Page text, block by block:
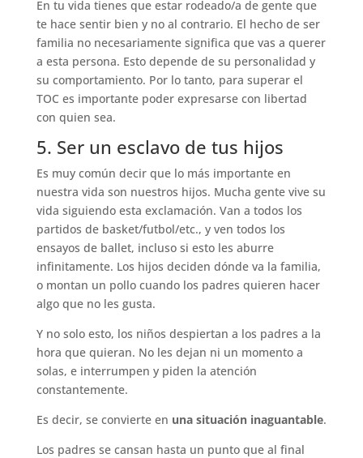
En tu vida tienes que estar rodeado/a de gente que
te hace sentir bien y no al contrario. El hecho de ser
familia no necesariamente significa que vas a querer
a esta persona. Esto depende de su personalidad y
su comportamiento. Por lo tanto, para superar el
TOC es importante poder expresarse con libertad
con quien sea.
5. Ser un esclavo de tus hijos
Es muy común decir que lo más importante en
nuestra vida son nuestros hijos. Mucha gente vive su
vida siguiendo esta exclamación. Van a todos los
partidos de basket/futbol/etc., y ven todos los
ensayos de ballet, incluso si esto les aburre
infinitamente. Los hijos deciden dónde va la familia,
o montan un pollo cuando los padres quieren hacer
algo que no les gusta.
Y no solo esto, los niños despiertan a los padres a la
hora que quieran. No les dejan ni un momento a
solas, e interrumpen y piden la atención
constantemente.
Es decir, se convierte en una situación inaguantable.
Los padres se cansan hasta un punto que al final